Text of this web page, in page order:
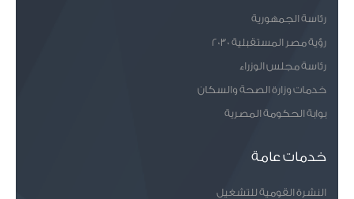
رئاسة الجمهورية
رؤية مصر المستقبلية 2030
رئاسة مجلس الوزراء
خدمات وزارة الصحة والسكان
بوابة الحكومة المصرية
خدمات عامة
النشرة القومية للتشغيل